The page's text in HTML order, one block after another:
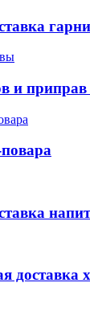
и
доставка